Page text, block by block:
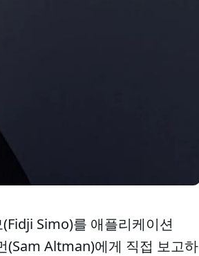
Simo)를 애플리케이션
(Sam Altman)에게 직접 보고하